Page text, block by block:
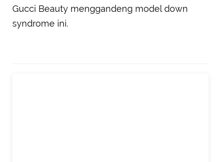
Gucci Beauty menggandeng model down
syndrome ini.